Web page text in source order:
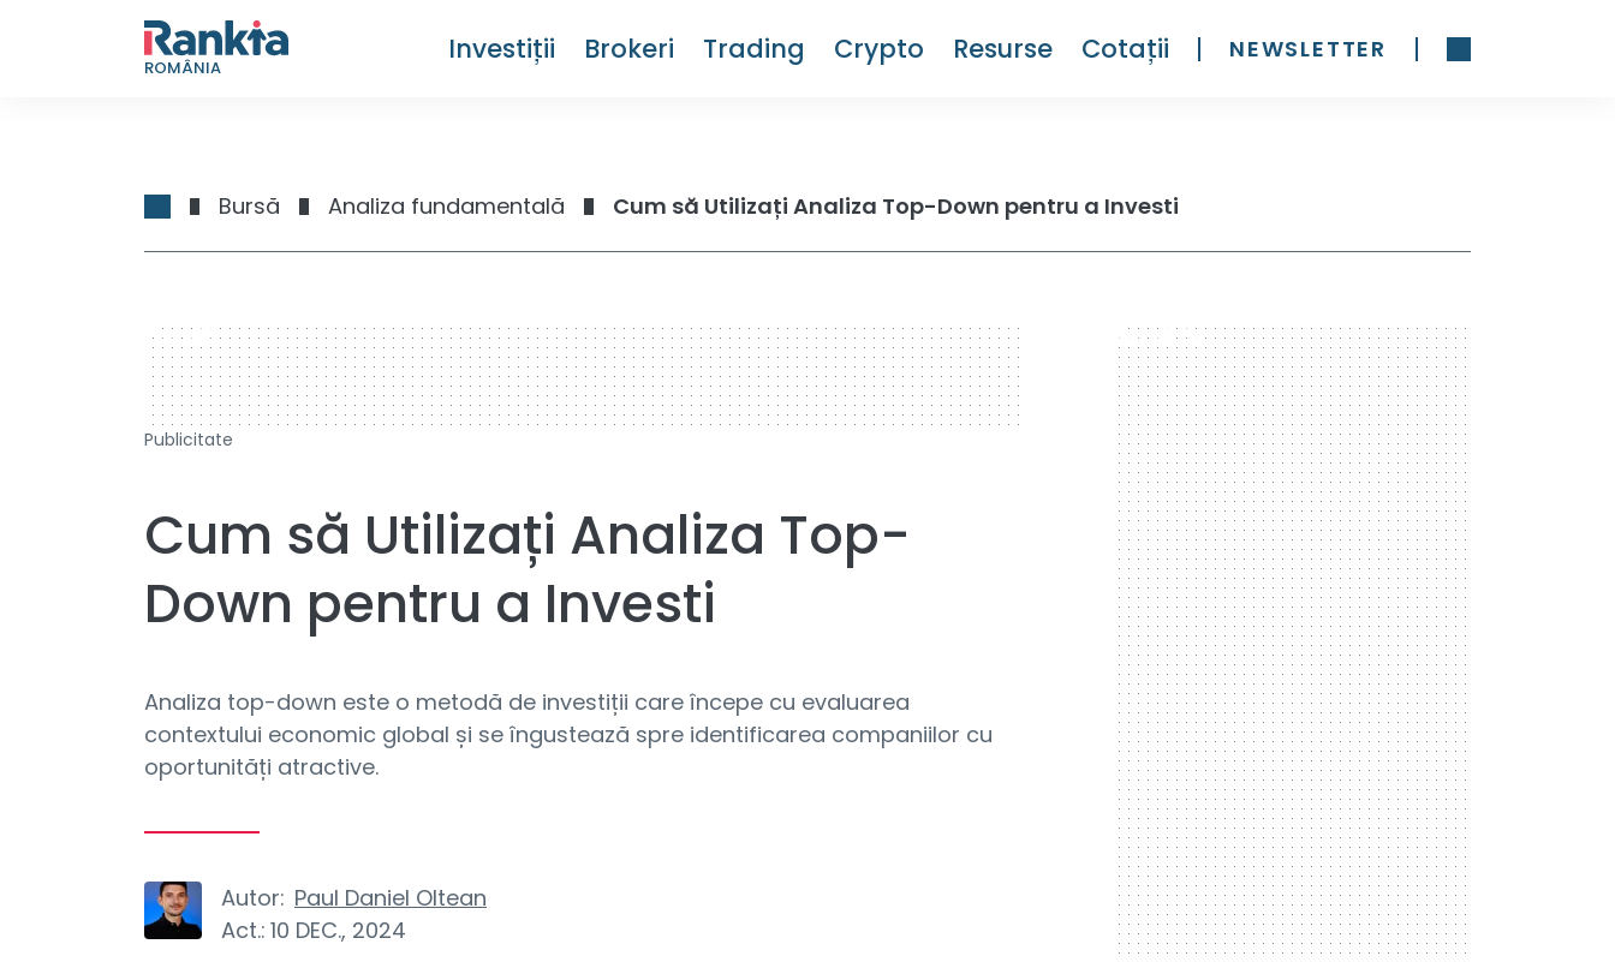
ROMÂNIA
Investiții Brokeri Trading Crypto Resurse Cotații NEWSLETTER
Bursă Analiza fundamentală Cum să Utilizați Analiza Top-Down pentru a Investi
728 x 90
Publicitate
Cum să Utilizați Analiza Top-
Down pentru a Investi
Analiza top-down este o metodă de investiții care începe cu evaluarea
contextului economic global și se îngustează spre identificarea companiilor cu
oportunități atractive.
Autor: Paul Daniel Oltean
Act.: 10 DEC., 2024
300 x 600